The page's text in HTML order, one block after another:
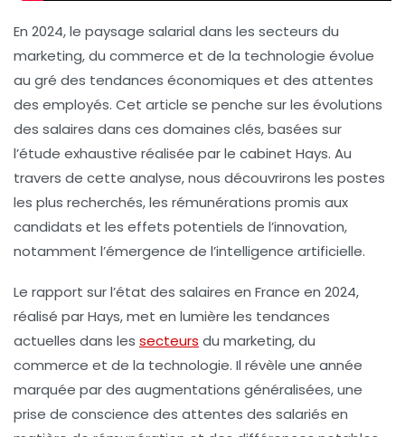
En 2024, le paysage salarial dans les secteurs du
marketing, du commerce et de la technologie évolue
au gré des tendances économiques et des attentes
des employés. Cet article se penche sur les évolutions
des salaires dans ces domaines clés, basées sur
l’étude exhaustive réalisée par le cabinet Hays. Au
travers de cette analyse, nous découvrirons les postes
les plus recherchés, les rémunérations promis aux
candidats et les effets potentiels de l’innovation,
notamment l’émergence de l’intelligence artificielle.
Le rapport sur l’état des salaires en France en 2024,
réalisé par Hays, met en lumière les tendances
actuelles dans les secteurs du marketing, du
commerce et de la technologie. Il révèle une année
marquée par des augmentations généralisées, une
prise de conscience des attentes des salariés en